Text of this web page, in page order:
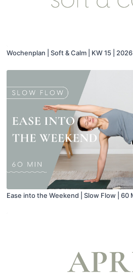
Wochenplan | Soft & Calm | KW 15 | 2026
Ease into the Weekend | Slow Flow | 60